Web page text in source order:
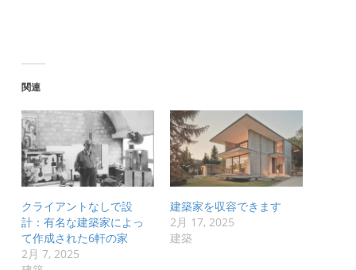
関連
クライアントなしで設
計：有名な建築家によっ
て作成された6軒の家
2月 7, 2025
建築家を収容できます
2月 17, 2025
建築